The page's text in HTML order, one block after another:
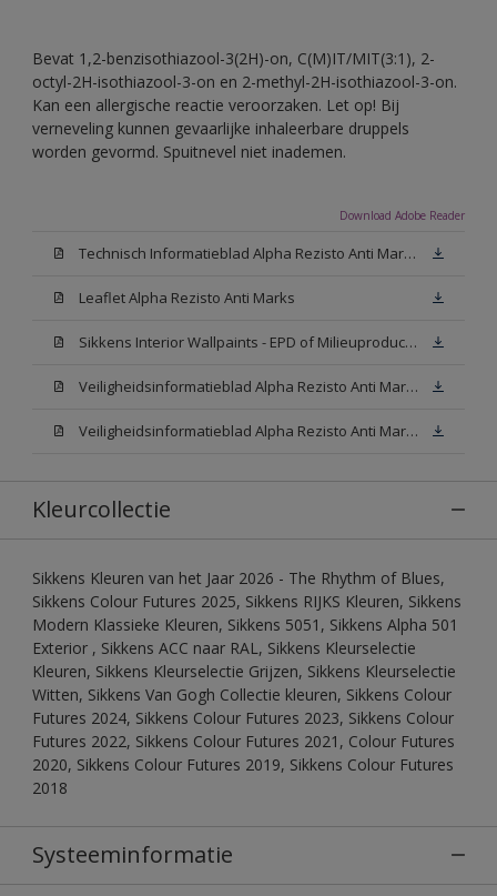
Bevat 1,2-benzisothiazool-3(2H)-on, C(M)IT/MIT(3:1), 2-
octyl-2H-isothiazool-3-on en 2-methyl-2H-isothiazool-3-on.
Kan een allergische reactie veroorzaken. Let op! Bij
verneveling kunnen gevaarlijke inhaleerbare druppels
worden gevormd. Spuitnevel niet inademen.
Download Adobe Reader
Technisch Informatieblad Alpha Rezisto Anti Marks (PDF)
Leaflet Alpha Rezisto Anti Marks
Sikkens Interior Wallpaints - EPD of Milieuproductverklaring
Veiligheidsinformatieblad Alpha Rezisto Anti Marks Mat White W05 (MSDS)
Veiligheidsinformatieblad Alpha Rezisto Anti Marks Mat N00 (MSDS)
Kleurcollectie
Sikkens Kleuren van het Jaar 2026 - The Rhythm of Blues,
Sikkens Colour Futures 2025, Sikkens RIJKS Kleuren, Sikkens
Modern Klassieke Kleuren, Sikkens 5051, Sikkens Alpha 501
Exterior , Sikkens ACC naar RAL, Sikkens Kleurselectie
Kleuren, Sikkens Kleurselectie Grijzen, Sikkens Kleurselectie
Witten, Sikkens Van Gogh Collectie kleuren, Sikkens Colour
Futures 2024, Sikkens Colour Futures 2023, Sikkens Colour
Futures 2022, Sikkens Colour Futures 2021, Colour Futures
2020, Sikkens Colour Futures 2019, Sikkens Colour Futures
2018
Systeeminformatie